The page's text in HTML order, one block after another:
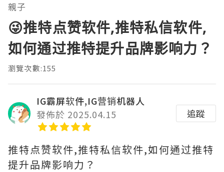
親子
😜推特点赞软件,推特私信软件,
如何通过推特提升品牌影响力？
瀏覽次數:155
IG霸屏软件,IG营销机器人
發佈於 2025.04.15
追蹤
推特点赞软件,推特私信软件,如何通过推特
提升品牌影响力？